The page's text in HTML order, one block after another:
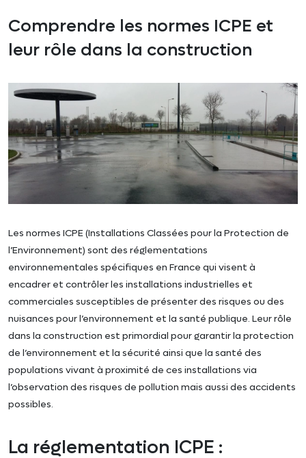
Comprendre les normes ICPE et
leur rôle dans la construction
Les normes ICPE (Installations Classées pour la Protection de
l’Environnement) sont des réglementations
environnementales spécifiques en France qui visent à
encadrer et contrôler les installations industrielles et
commerciales susceptibles de présenter des risques ou des
nuisances pour l’environnement et la santé publique. Leur rôle
dans la construction est primordial pour garantir la protection
de l’environnement et la sécurité ainsi que la santé des
populations vivant à proximité de ces installations via
l’observation des risques de pollution mais aussi des accidents
possibles.
La réglementation ICPE :